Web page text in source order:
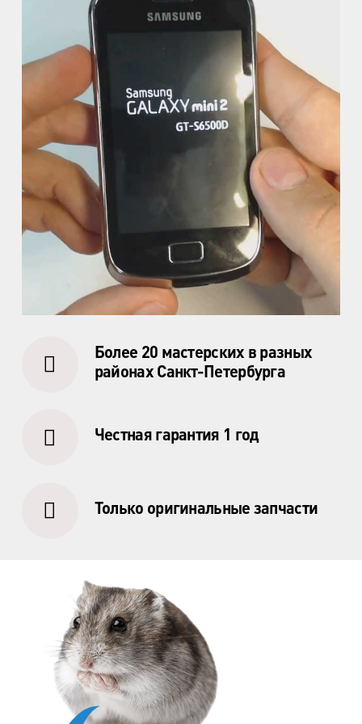
ул. Кораблестроителей, д.30
м. Академическая
пр. Науки, д.8, к.1
м. Озерки, м. Пр. Просвещения
пр. Луначарского, д.56, к.1
м. Автово
пр. Маршала Жукова, д.35, к.3
м. Елизаровская
пр. Елизарова, д.36
м. Международная
ул. Белы Куна, д.20, к.1
м. Пионерская
пр. Испытателей, д.11, к.1
ул. Ушинского, д.25, к.1
м. Пр. Большевиков
пр. Пятилеток, д.14, к.1
м. Выборгская
ул. Минеральная, д.13Ц
м. Ладожская
Более 20 мастерских в разных
районах Санкт-Петербурга
Честная гарантия 1 год
Только оригинальные запчасти